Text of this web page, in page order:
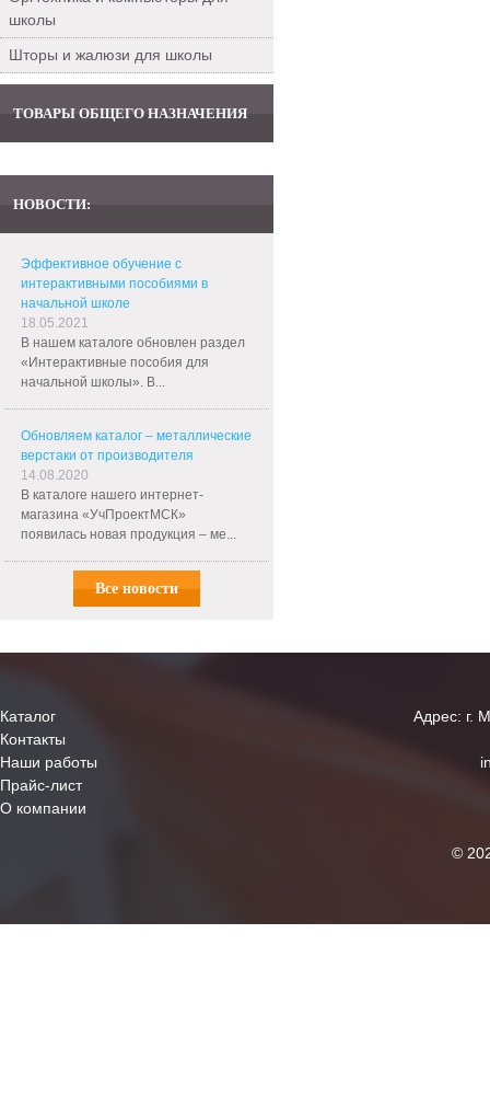
школы
Шторы и жалюзи для школы
ТОВАРЫ ОБЩЕГО НАЗНАЧЕНИЯ
НОВОСТИ:
Эффективное обучение с
интерактивными пособиями в
начальной школе
18.05.2021
В нашем каталоге обновлен раздел
«Интерактивные пособия для
начальной школы». В...
Обновляем каталог – металлические
верстаки от производителя
14.08.2020
В каталоге нашего интернет-
магазина «УчПроектМСК»
появилась новая продукция – ме...
Все новости
Каталог
Контакты
Наши работы
Прайс-лист
О компании
Адрес: г.
©